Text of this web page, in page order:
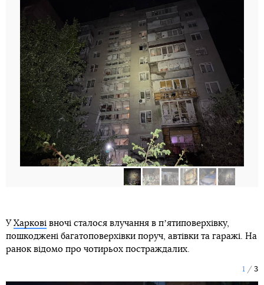
У Харкові вночі сталося влучання в пʼятиповерхівку,
пошкоджені багатоповерхівки поруч, автівки та гаражі. На
ранок відомо про чотирьох постраждалих.
1 3